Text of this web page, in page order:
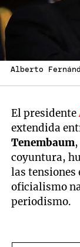
Alberto
El presidente
extendida
Tenembaum
coyuntura,
las tensiones
oficialismo
periodismo.